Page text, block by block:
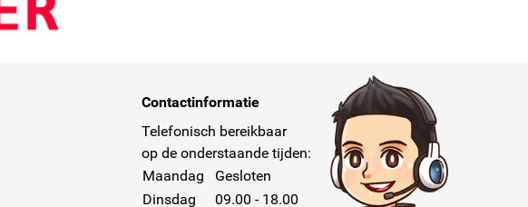
Contactinformatie
Telefonisch bereikbaar
op de onderstaande tijden:
Maandag
Gesloten
Dinsdag
09.00 - 18.00